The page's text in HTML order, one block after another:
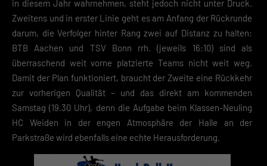
in diesem Jahr wahrnehmen, steht jedoch nicht unter Druck.
Zweitens und in erster Linie geht es am Anfang der Rückrunde
darum, die Verfolger hinter Rang zwei auf Distanz zu halten:
BTB Aachen und TSV Bonn rrh. (jeweils 16:10) sind als
überraschend weit vorne platzierte Teams nicht weit weg.
Damit der Plan funktioniert, braucht der Zweite eine Rückkehr
zur vorherigen Qualität – und das direkt am kommenden
Samstag (19.30 Uhr), denn die Aufgabe beim Klassen-Neuling
HC Weiden in der engen Atmosphäre der Halle an der
Parkstraße wird ebenfalls eine echte Herausforderung.